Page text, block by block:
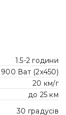
1.5-2 години
900 Ват (2x450)
20 км/г
до 25 км
30 градусів